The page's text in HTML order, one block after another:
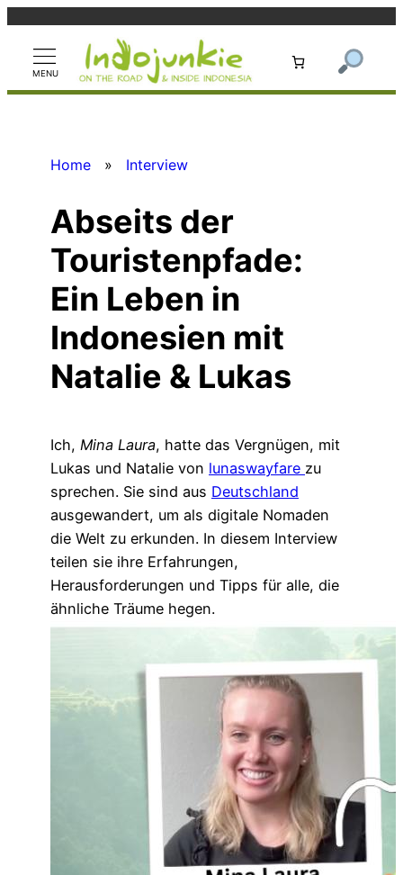
springen
Home » Interview
Abseits der
Touristenpfade:
Ein Leben in
Indonesien mit
Natalie & Lukas
Ich, Mina Laura, hatte das Vergnügen, mit
Lukas und Natalie von lunaswayfare zu
sprechen. Sie sind aus Deutschland
ausgewandert, um als digitale Nomaden
die Welt zu erkunden. In diesem Interview
teilen sie ihre Erfahrungen,
Herausforderungen und Tipps für alle, die
ähnliche Träume hegen.